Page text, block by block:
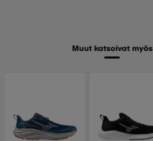
Muut katsoivat myös